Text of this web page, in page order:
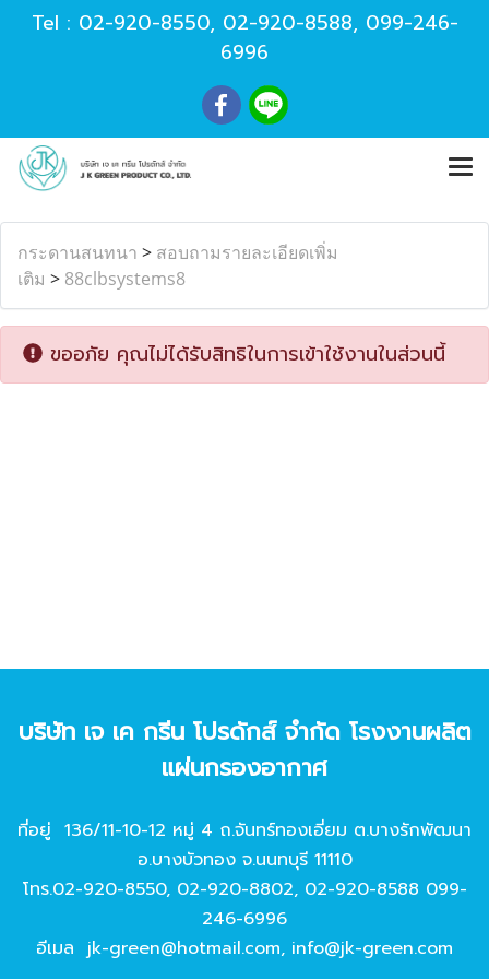
Tel : 02-920-8550, 02-920-8588, 099-246-
6996
กระดานสนทนา > สอบถามรายละเอียดเพิ่ม
เติม > 88clbsystems8
ขออภัย คุณไม่ได้รับสิทธิในการเข้าใช้งานในส่วนนี้
บริษัท เจ เค กรีน โปรดักส์ จํากัด โรงงานผลิต
แผ่นกรองอากาศ
ที่อยู่ 136/11-10-12 หมู่ 4 ถ.จันทร์ทองเอี่ยม ต.บางรักพัฒนา
อ.บางบัวทอง จ.นนทบุรี 11110
โทร.02-920-8550, 02-920-8802, 02-920-8588 099-
246-6996
อีเมล jk-green@hotmail.com, info@jk-green.com